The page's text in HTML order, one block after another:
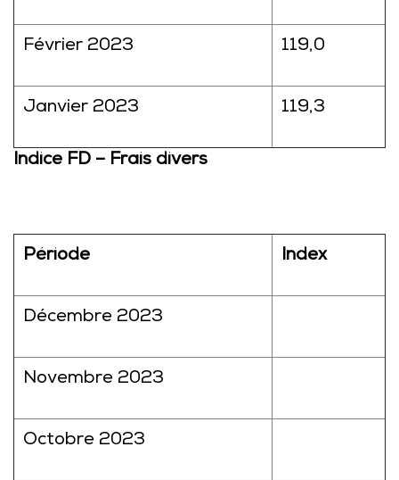
Février 2023 119,0
Janvier 2023 119,3
Indice FD – Frais divers
Période Index
Décembre 2023
Novembre 2023
Octobre 2023